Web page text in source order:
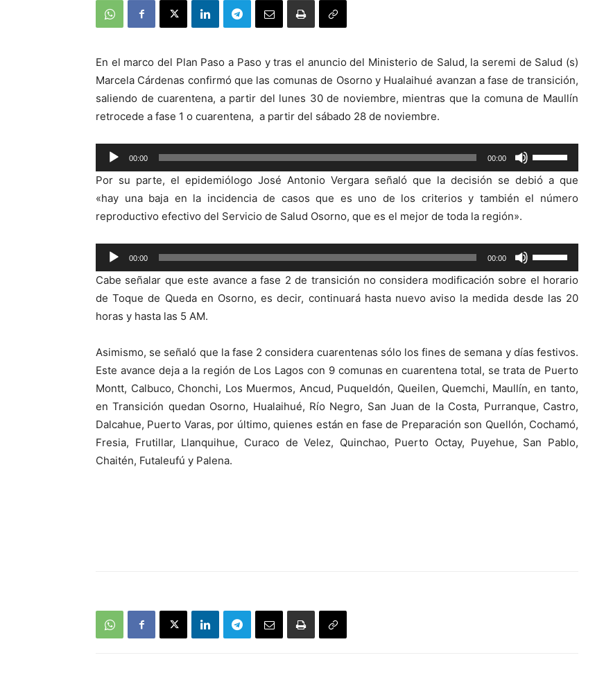
En el marco del Plan Paso a Paso y tras el anuncio del Ministerio de Salud, la seremi de Salud (s)
Marcela Cárdenas confirmó que las comunas de Osorno y Hualaihué avanzan a fase de transición,
saliendo de cuarentena, a partir del lunes 30 de noviembre, mientras que la comuna de Maullín
retrocede a fase 1 o cuarentena, a partir del sábado 28 de noviembre.
Reproductor
de
audio
00:00 00:00
Utiliza
las
teclas
de
arriba/abajo
para
aumentar
o
volumen.
Por su parte, el epidemiólogo José Antonio Vergara señaló que la decisión se debió a que
«hay una baja en la incidencia de casos que es uno de los criterios y también el número
reproductivo efectivo del Servicio de Salud Osorno, que es el mejor de toda la región».
Reproductor
de
audio
00:00 00:00
Utiliza
las
teclas
de
para
aumentar
o
disminuir
el
volumen.
Cabe señalar que este avance a fase 2 de transición no considera modificación sobre el horario
de Toque de Queda en Osorno, es decir, continuará hasta nuevo aviso la medida desde las 20
horas y hasta las 5 AM.
Asimismo, se señaló que la fase 2 considera cuarentenas sólo los fines de semana y días festivos.
Este avance deja a la región de Los Lagos con 9 comunas en cuarentena total, se trata de Puerto
Montt, Calbuco, Chonchi, Los Muermos, Ancud, Puqueldón, Queilen, Quemchi, Maullín, en tanto,
en Transición quedan Osorno, Hualaihué, Río Negro, San Juan de la Costa, Purranque, Castro,
Dalcahue, Puerto Varas, por último, quienes están en fase de Preparación son Quellón, Cochamó,
Fresia, Frutillar, Llanquihue, Curaco de Velez, Quinchao, Puerto Octay, Puyehue, San Pablo,
Chaitén, Futaleufú y Palena.